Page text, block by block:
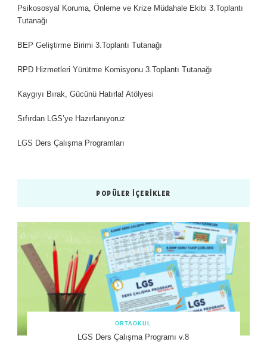
Psikososyal Koruma, Önleme ve Krize Müdahale Ekibi 3.Toplantı
Tutanağı
BEP Geliştirme Birimi 3.Toplantı Tutanağı
RPD Hizmetleri Yürütme Komisyonu 3.Toplantı Tutanağı
Kaygıyı Bırak, Gücünü Hatırla! Atölyesi
Sıfırdan LGS’ye Hazırlanıyoruz
LGS Ders Çalışma Programları
POPÜLER İÇERIKLER
ORTAOKUL
LGS Ders Çalışma Programı v.8